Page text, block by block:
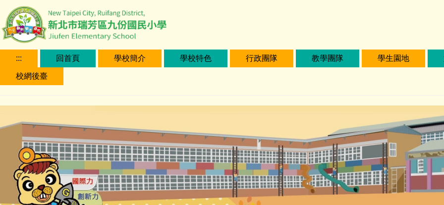
到
主
::: 回首頁 學校簡介 學校特色 行政團隊 教學團隊 學生園地
校網後臺